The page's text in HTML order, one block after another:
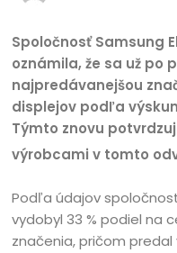
Spoločnosť Samsung
oznámila, že sa už
najpredávanejšou
displejov podľa
Týmto znovu
výrobcami v tomto
Podľa údajov
vydobyl 33 % podiel na
značenia, pričom predal